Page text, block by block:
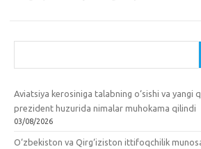
Aviatsiya kerosiniga talabning o‘sishi va yangi
prezident huzurida nimalar muhokama qilindi
03/08/2026
O‘zbekiston va Qirg‘iziston ittifoqchilik